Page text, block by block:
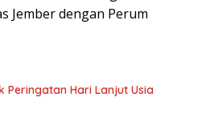
Jember dengan Perum
Peringatan Hari Lanjut Usia